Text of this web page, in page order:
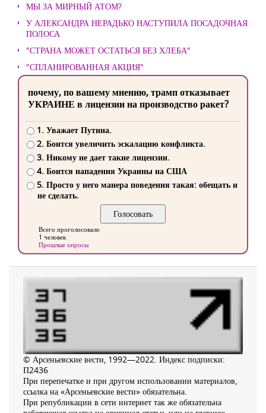
МЫ ЗА МИРНЫЙ АТОМ?
У АЛЕКСАНДРА НЕРАДЬКО НАСТУПИЛА ПОСАДОЧНАЯ
ПОЛОСА
"СТРАНА МОЖЕТ ОСТАТЬСЯ БЕЗ ХЛЕБА"
"СПЛАНИРОВАННАЯ АКЦИЯ"
почему, по вашему мнению, трамп отказывает
УКРАИНЕ в лицензии на производство ракет?
1. Уважает Путина.
2. Боится увеличить эскалацию конфликта.
3. Никому не дает такие лицензии.
4. Боится нападения Украины на США
5. Просто у него манера поведения такая: обещать и
не сделать.
Всего проголосовало
1 человек
Прошлые опросы
© Арсеньевские вести, 1992—2022. Индекс подписки:
П2436
При перепечатке и при другом использовании материалов,
ссылка на «Арсеньевские вести» обязательна.
При републикации в сети интернет так же обязательна